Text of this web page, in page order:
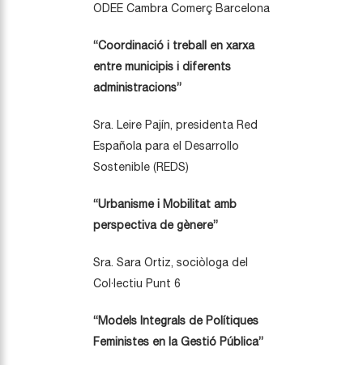
ODEE Cambra Comerç Barcelona
“Coordinació i treball en xarxa
entre municipis i diferents
administracions”
Sra. Leire Pajín, presidenta Red
Española para el Desarrollo
Sostenible (REDS)
“Urbanisme i Mobilitat amb
perspectiva de gènere”
Sra. Sara Ortiz, sociòloga del
Col·lectiu Punt 6
“Models Integrals de Polítiques
Feministes en la Gestió Pública”